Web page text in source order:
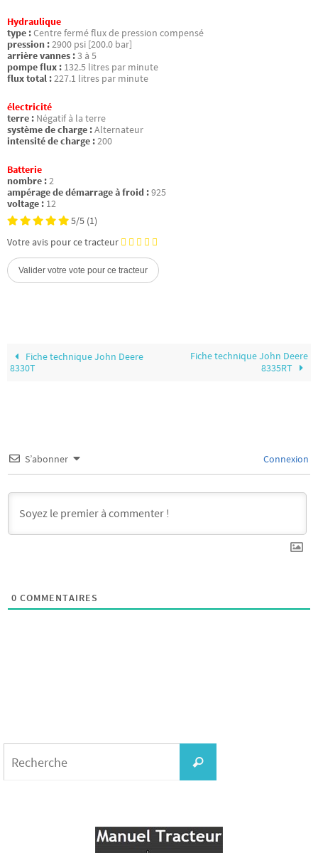
Hydraulique
type :Centre fermé flux de pression compensé
pression :2900 psi [200.0 bar]
arrière vannes :3 à 5
pompe flux : 132.5 litres par minute
flux total :227.1 litres par minute
électricité
terre : Négatif à la terre
système de charge :Alternateur
intensité de charge :200
Batterie
nombre :2
ampérage de démarrage à froid :925
voltage : 12
5/5 (1)
Votre avis pour ce tracteur
Fiche technique John Deere
8330T
Fiche technique John Deere
8335RT
S’abonner Connexion
0 COMMENTAIRES
Recherche